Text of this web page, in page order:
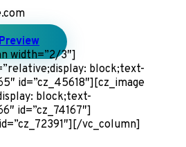
width=”2/3″]
block;text-
id=”cz_45618″][cz_image
block;text-
id=”cz_74167″]
vc_column]